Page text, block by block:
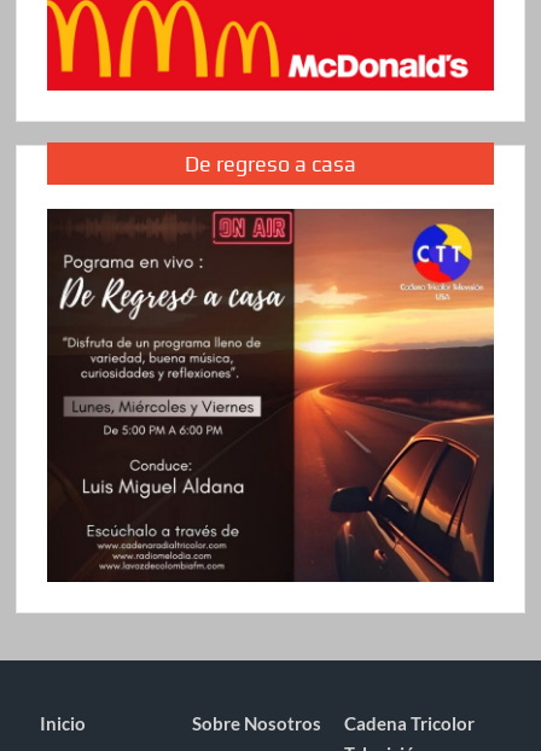
De regreso a casa
Inicio Sobre Nosotros
Cadena Tricolor